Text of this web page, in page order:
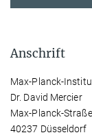
Anschrift
Max-Planck-
Dr. David Mercier
Max-Planck-
40237 Düsseldorf